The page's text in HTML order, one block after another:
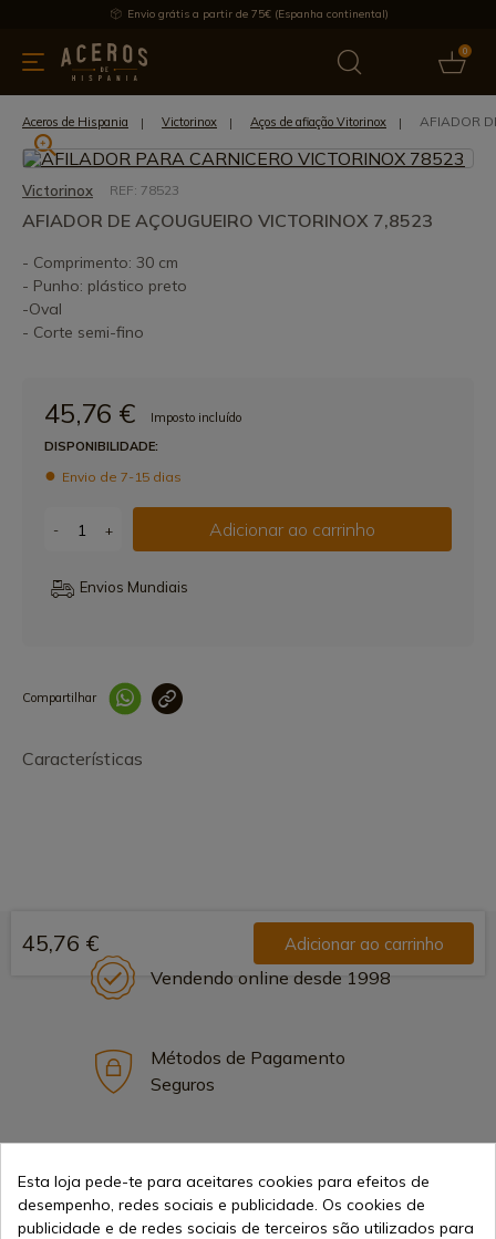
Envio grátis a partir de 75€ (Espanha continental)
0
& Utensílios de cozinha Oferece Últimas notícias
Aceros de Hispania Victorinox Aços de afiação Vitorinox AFIADOR
Victorinox REF: 78523
AFIADOR DE AÇOUGUEIRO VICTORINOX 7,8523
- Comprimento: 30 cm
- Punho: plástico preto
-Oval
- Corte semi-fino
45,76 €
Imposto incluído
DISPONIBILIDADE:
Envio de 7-15 dias
- + Adicionar ao carrinho
Envios Mundiais
Compartilhar
Características
45,76 € Adicionar ao carrinho
Vendendo online desde 1998
Métodos de Pagamento
Seguros
Esta loja pede-te para aceitares cookies para efeitos de
desempenho, redes sociais e publicidade. Os cookies de
publicidade e de redes sociais de terceiros são utilizados para